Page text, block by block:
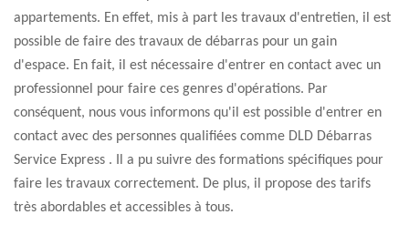
appartements. En effet, mis à part les travaux d'entretien, il est
possible de faire des travaux de débarras pour un gain
d'espace. En fait, il est nécessaire d'entrer en contact avec un
professionnel pour faire ces genres d'opérations. Par
conséquent, nous vous informons qu'il est possible d'entrer en
contact avec des personnes qualifiées comme DLD Débarras
Service Express . Il a pu suivre des formations spécifiques pour
faire les travaux correctement. De plus, il propose des tarifs
très abordables et accessibles à tous.